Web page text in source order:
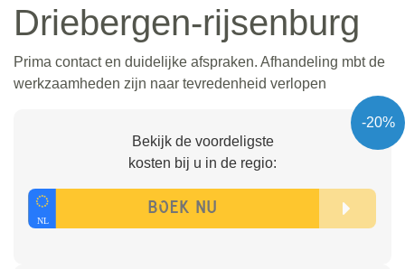
Driebergen-rijsenburg
Prima contact en duidelijke afspraken. Afhandeling mbt de
werkzaamheden zijn naar tevredenheid verlopen
-20%
Bekijk de voordeligste
kosten bij u in de regio: